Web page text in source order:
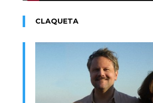
CLAQUETA